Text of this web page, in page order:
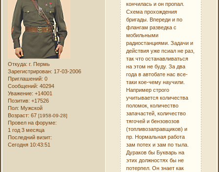
Откуда: г. Пермь
Зарегистрирован: 17-03-2006
Приглашений: 0
Сообщений: 40294
Уважение: +14001
Позитив: +17526
Пол: Мужской
Возраст: 67[1958-09-28]
Провел на форуме:
1 год 3 месяца
Последний визит:
Сегодня 10:43:51
кончилась и он пропал.
Схема прохождения
бригады. Впереди и по
флангам разведка с
мобильными
радиостанциями. Задачи и
действия уже псиал не раз,
так что останавливаться
на этом не буду. За два
года в автобате нас все-
таки кое-чему научили.
Например строго
учитывается количества
поломок, количество
запачастей, количество
тягочей и бензовозов
(топливозаправщиков) и
пр. Нормальная работа
зам потех и зам по тыла.
Дураков бы Букварь на
этих должностях бы не
потерпел. Он знает как